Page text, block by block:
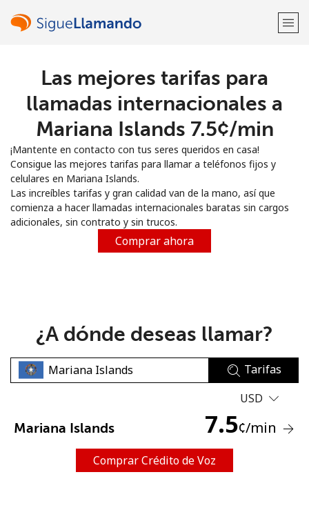
¡Bienvenido!
Regístrate con
o
No se ha creado una contraseña
Una letra mayúscula y una minúscula
Un número
Las mejores tarifas para
llamadas internacionales a
Mariana Islands ⁦7.5¢⁩/min
¡Mantente en contacto con tus seres queridos en casa!
Consigue las mejores tarifas para llamar a teléfonos fijos y
celulares en Mariana Islands.
Las increíbles tarifas y gran calidad van de la mano, así que
comienza a hacer llamadas internacionales baratas sin cargos
adicionales, sin contrato y sin trucos.
Comprar ahora
¿A dónde deseas llamar?
Tarifas
USD
Mariana Islands 7.5¢/min
Comprar Crédito de Voz